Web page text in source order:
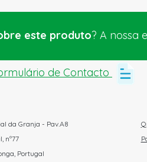
este produto? A nossa
de Contacto
da Granja - Pav.A8
nº77
Portugal